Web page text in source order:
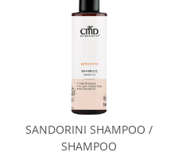
SANDORINI SHAMPOO /
SHAMPOO